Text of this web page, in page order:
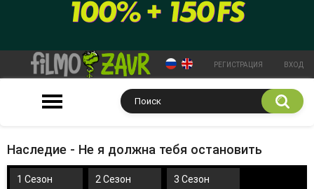
РЕГИСТРАЦИЯ ВХОД
Наследие - Не я должна тебя остановить
1 Сезон 2 Сезон 3 Сезон